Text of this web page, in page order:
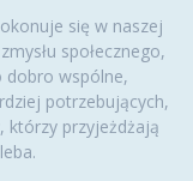
się w naszej
społecznego,
dobro wspólne,
potrzebujących,
którzy przyjeżdżają